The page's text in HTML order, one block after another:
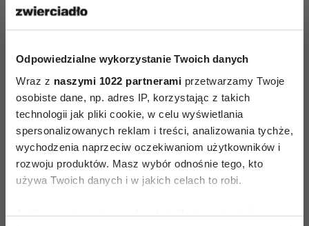
Odpowiedzialne wykorzystanie Twoich danych
Wraz z naszymi 1022 partnerami przetwarzamy Twoje
osobiste dane, np. adres IP, korzystając z takich
technologii jak pliki cookie, w celu wyświetlania
spersonalizowanych reklam i treści, analizowania tychże,
wychodzenia naprzeciw oczekiwaniom użytkowników i
rozwoju produktów. Masz wybór odnośnie tego, kto
używa Twoich danych i w jakich celach to robi.
Jeśli wyrazisz na to zgodę, chcielibyśmy również:
ZAMÓW
WYDANIE DRUKOWANE